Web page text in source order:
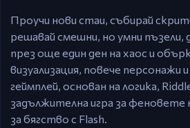
Проучи нови стаи, събирай
решавай смешни, но умни пъзели,
през още един ден на хаос и
визуализация, повече персонажи
геймплей, основан на логика,
задължителна игра за феновете
за бягство с Flash.